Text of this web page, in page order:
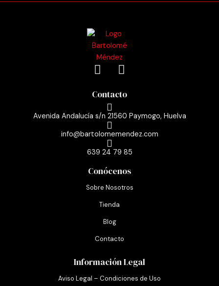
F
c
b
o
k
-
f
I
s
a
g
a
m
Contacto
Avenida Andalucía s/n 21560 Paymogo, Huelva
info@bartolomemendez.com
639 24 79 85
Conócenos
Sobre Nosotros
Tienda
Blog
Contacto
Información Legal
Aviso Legal – Condiciones de Uso